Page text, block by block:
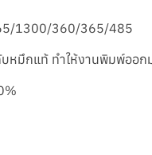
1300/360/365/485
หมึกแท้ ทำให้งานพิมพ์ออก
ห้อ Ezzyjet รุ่น Epson ข